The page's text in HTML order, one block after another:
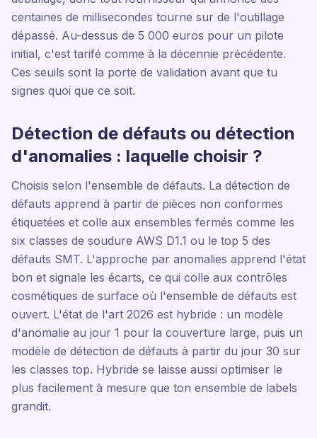
centaines de millisecondes tourne sur de l'outillage
dépassé. Au-dessus de 5 000 euros pour un pilote
initial, c'est tarifé comme à la décennie précédente.
Ces seuils sont la porte de validation avant que tu
signes quoi que ce soit.
Détection de défauts ou détection
d'anomalies : laquelle choisir ?
Choisis selon l'ensemble de défauts. La détection de
défauts apprend à partir de pièces non conformes
étiquetées et colle aux ensembles fermés comme les
six classes de soudure AWS D1.1 ou le top 5 des
défauts SMT. L'approche par anomalies apprend l'état
bon et signale les écarts, ce qui colle aux contrôles
cosmétiques de surface où l'ensemble de défauts est
ouvert. L'état de l'art 2026 est hybride : un modèle
d'anomalie au jour 1 pour la couverture large, puis un
modèle de détection de défauts à partir du jour 30 sur
les classes top. Hybride se laisse aussi optimiser le
plus facilement à mesure que ton ensemble de labels
grandit.